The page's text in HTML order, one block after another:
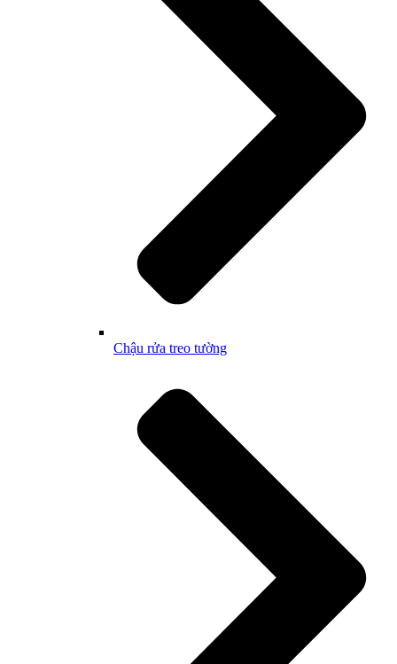
Chậu rửa treo tường